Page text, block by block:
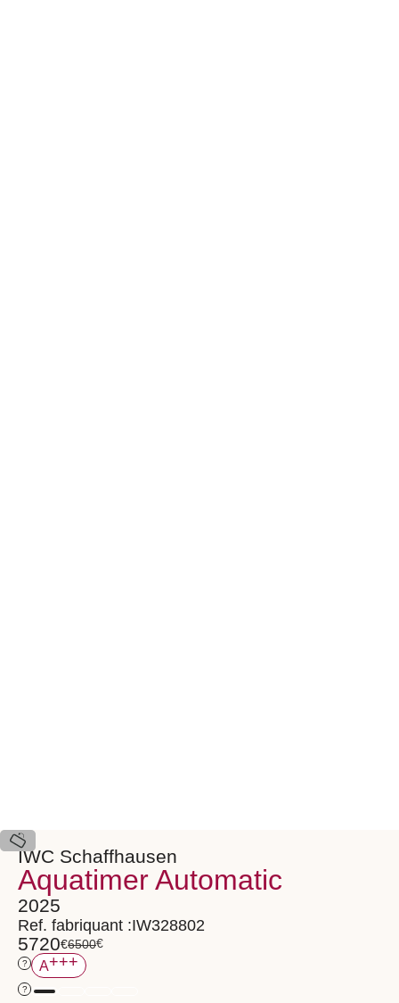
IWC Schaffhausen
Aquatimer Automatic
2025
Ref. fabriquant :IW328802
5720€6500€
? A+++
?